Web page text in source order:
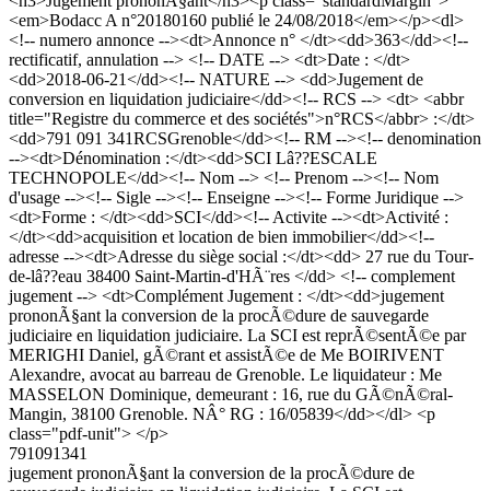
<em>Bodacc A n°20180160 publié le 24/08/2018</em></p><dl>
<!-- numero annonce --><dt>Annonce n° </dt><dd>363</dd><!--
rectificatif, annulation --> <!-- DATE --> <dt>Date : </dt>
<dd>2018-06-21</dd><!-- NATURE --> <dd>Jugement de
conversion en liquidation judiciaire</dd><!-- RCS --> <dt> <abbr
title="Registre du commerce et des sociétés">n°RCS</abbr> :</dt>
<dd>791 091 341RCSGrenoble</dd><!-- RM --><!-- denomination
--><dt>Dénomination :</dt><dd>SCI Lâ??ESCALE
TECHNOPOLE</dd><!-- Nom --> <!-- Prenom --><!-- Nom
d'usage --><!-- Sigle --><!-- Enseigne --><!-- Forme Juridique -->
<dt>Forme : </dt><dd>SCI</dd><!-- Activite --><dt>Activité :
</dt><dd>acquisition et location de bien immobilier</dd><!--
adresse --><dt>Adresse du siège social :</dt><dd> 27 rue du Tour-
de-lâ??eau 38400 Saint-Martin-d'HÃ¨res </dd> <!-- complement
jugement --> <dt>Complément Jugement : </dt><dd>jugement
prononÃ§ant la conversion de la procÃ©dure de sauvegarde
judiciaire en liquidation judiciaire. La SCI est reprÃ©sentÃ©e par
MERIGHI Daniel, gÃ©rant et assistÃ©e de Me BOIRIVENT
Alexandre, avocat au barreau de Grenoble. Le liquidateur : Me
MASSELON Dominique, demeurant : 16, rue du GÃ©nÃ©ral-
Mangin, 38100 Grenoble. NÂ° RG : 16/05839</dd></dl> <p
class="pdf-unit"> </p>
791091341
jugement prononÃ§ant la conversion de la procÃ©dure de